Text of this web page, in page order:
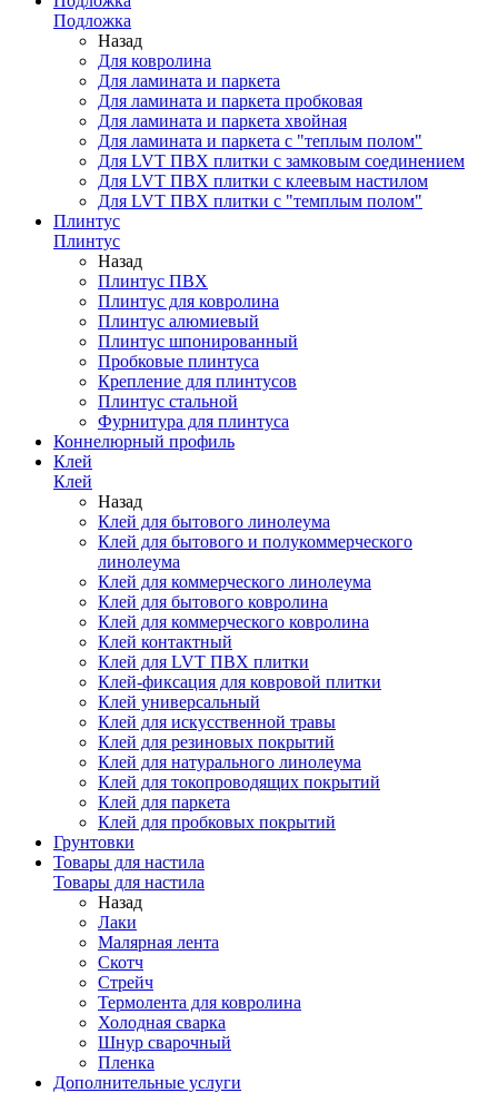
Подложка
Назад
Для ковролина
Для ламината и паркета
Для ламината и паркета пробковая
Для ламината и паркета хвойная
Для ламината и паркета с "теплым полом"
Для LVT ПВХ плитки с замковым соединением
Для LVT ПВХ плитки с клеевым настилом
Для LVT ПВХ плитки с "темплым полом"
Плинтус
Плинтус
Назад
Плинтус ПВХ
Плинтус для ковролина
Плинтус алюмиевый
Плинтус шпонированный
Пробковые плинтуса
Крепление для плинтусов
Плинтус стальной
Фурнитура для плинтуса
Коннелюрный профиль
Клей
Клей
Назад
Клей для бытового линолеума
Клей для бытового и полукоммерческого
линолеума
Клей для коммерческого линолеума
Клей для бытового ковролина
Клей для коммерческого ковролина
Клей контактный
Клей для LVT ПВХ плитки
Клей-фиксация для ковровой плитки
Клей универсальный
Клей для искусственной травы
Клей для резиновых покрытий
Клей для натурального линолеума
Клей для токопроводящих покрытий
Клей для паркета
Клей для пробковых покрытий
Грунтовки
Товары для настила
Товары для настила
Назад
Лаки
Малярная лента
Скотч
Стрейч
Термолента для ковролина
Холодная сварка
Шнур сварочный
Пленка
Дополнительные услуги